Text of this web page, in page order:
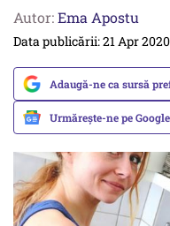
Autor:Ema Apostu
Data publicării: 21 Apr 2020
Adaugă-ne ca sursă
Urmărește-ne pe